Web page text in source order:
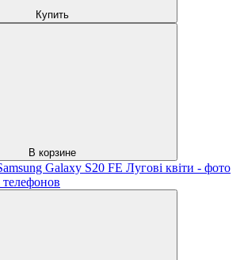
Купить
В корзине